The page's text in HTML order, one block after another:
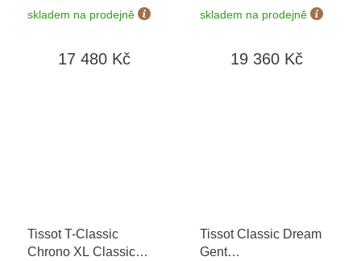
T006.407.16.033.00+
prodloužená záruka 5
do 90 dní
skladem na prodejně
17 480 Kč
prodloužená záruka 5
let + možnost výměny
skladem na prodejně
19 360 Kč
Tissot T-Classic
Chrono XL Classic
Tissot Classic Dream
Gent